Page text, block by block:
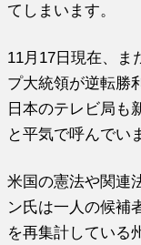
てしまいます。
11月17日現在、ま
プ大統領が逆転勝
日本のテレビ局も
と平気で呼んでい
米国の憲法や関連
ン氏は一人の候補
を再集計している